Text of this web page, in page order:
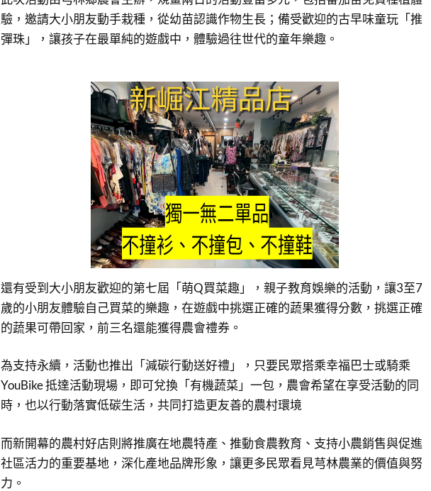
驗，邀請大小朋友動手栽種，從幼苗認識作物生長；備受歡迎的古早味童玩「推
彈珠」，讓孩子在最單純的遊戲中，體驗過往世代的童年樂趣。
還有受到大小朋友歡迎的第七屆「萌Q買菜趣」，親子教育娛樂的活動，讓3至7
歲的小朋友體驗自己買菜的樂趣，在遊戲中挑選正確的蔬果獲得分數，挑選正確
的蔬果可帶回家，前三名還能獲得農會禮券。
為支持永續，活動也推出「減碳行動送好禮」，只要民眾搭乘幸福巴士或騎乘
YouBike 抵達活動現場，即可兌換「有機蔬菜」一包，農會希望在享受活動的同
時，也以行動落實低碳生活，共同打造更友善的農村環境
而新開幕的農村好店則將推廣在地農特產、推動食農教育、支持小農銷售與促進
社區活力的重要基地，深化產地品牌形象，讓更多民眾看見芎林農業的價值與努
力。